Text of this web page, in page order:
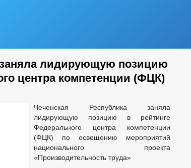
заняла лидирующую позицию
центра компетенции (ФЦК)
Чеченская Республика заняла
лидирующую позицию в рейтинге
Федерального центра компетенции
(ФЦК) по освещению мероприятий
национального проекта
«Производительность труда»